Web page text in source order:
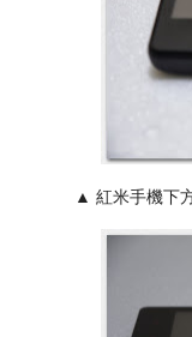
▲ 紅米手機下